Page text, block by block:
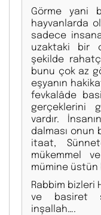
Görme yani
hayvanlarda
sadece
uzaktaki bir
şekilde
bunu çok az
eşyanın
fevkalâde
gerçeklerini
vardır.
dalması onun
itaat,
mükemmel
mümine üstün
Rabbim bizleri
ve basiret
inşallah….